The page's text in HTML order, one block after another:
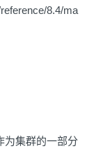
8.4/ma
为集群的一部分